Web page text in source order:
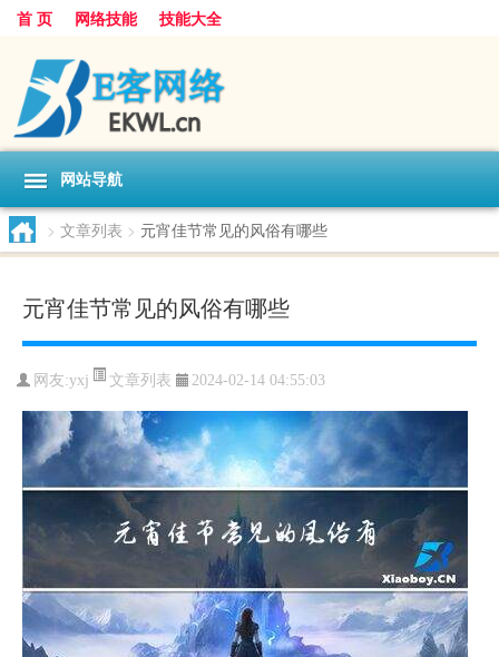
首 页 网络技能 技能大全
网站导航
> 文章列表 > 元宵佳节常见的风俗有哪些
元宵佳节常见的风俗有哪些
网友:yxj 文章列表 2024-02-14 04:55:03